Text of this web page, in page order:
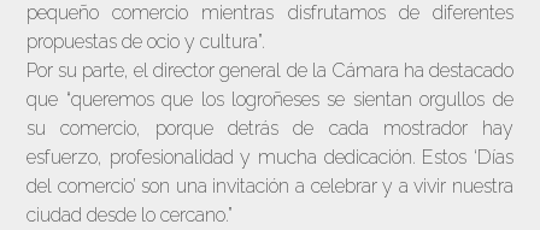
pequeño comercio mientras disfrutamos de diferentes
propuestas de ocio y cultura”.
Por su parte, el director general de la Cámara ha destacado
que “queremos que los logroñeses se sientan orgullos de
su comercio, porque detrás de cada mostrador hay
esfuerzo, profesionalidad y mucha dedicación. Estos ‘Días
del comercio’ son una invitación a celebrar y a vivir nuestra
ciudad desde lo cercano.”